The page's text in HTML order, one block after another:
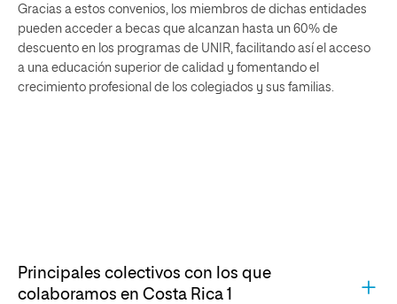
Gracias a estos convenios, los miembros de dichas entidades
pueden acceder a becas que alcanzan hasta un 60% de
descuento en los programas de UNIR, facilitando así el acceso
a una educación superior de calidad y fomentando el
crecimiento profesional de los colegiados y sus familias.
Principales colectivos con los que
colaboramos en Costa Rica 1